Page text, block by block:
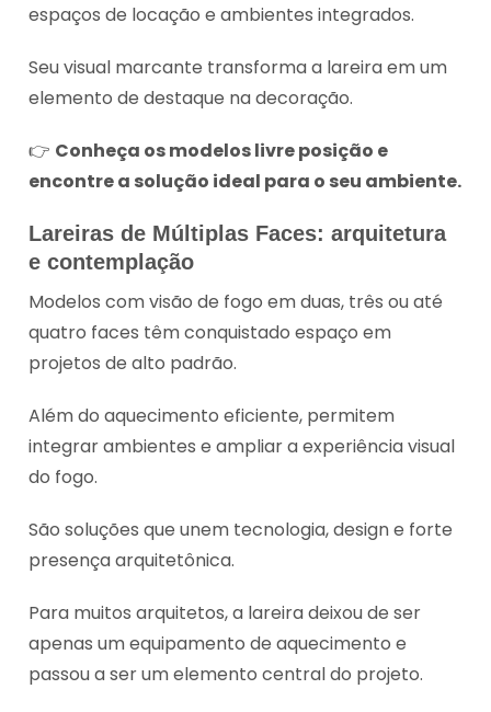
espaços de locação e ambientes integrados.
Seu visual marcante transforma a lareira em um
elemento de destaque na decoração.
👉 Conheça os modelos livre posição e
encontre a solução ideal para o seu ambiente.
Lareiras de Múltiplas Faces: arquitetura
e contemplação
Modelos com visão de fogo em duas, três ou até
quatro faces têm conquistado espaço em
projetos de alto padrão.
Além do aquecimento eficiente, permitem
integrar ambientes e ampliar a experiência visual
do fogo.
São soluções que unem tecnologia, design e forte
presença arquitetônica.
Para muitos arquitetos, a lareira deixou de ser
apenas um equipamento de aquecimento e
passou a ser um elemento central do projeto.